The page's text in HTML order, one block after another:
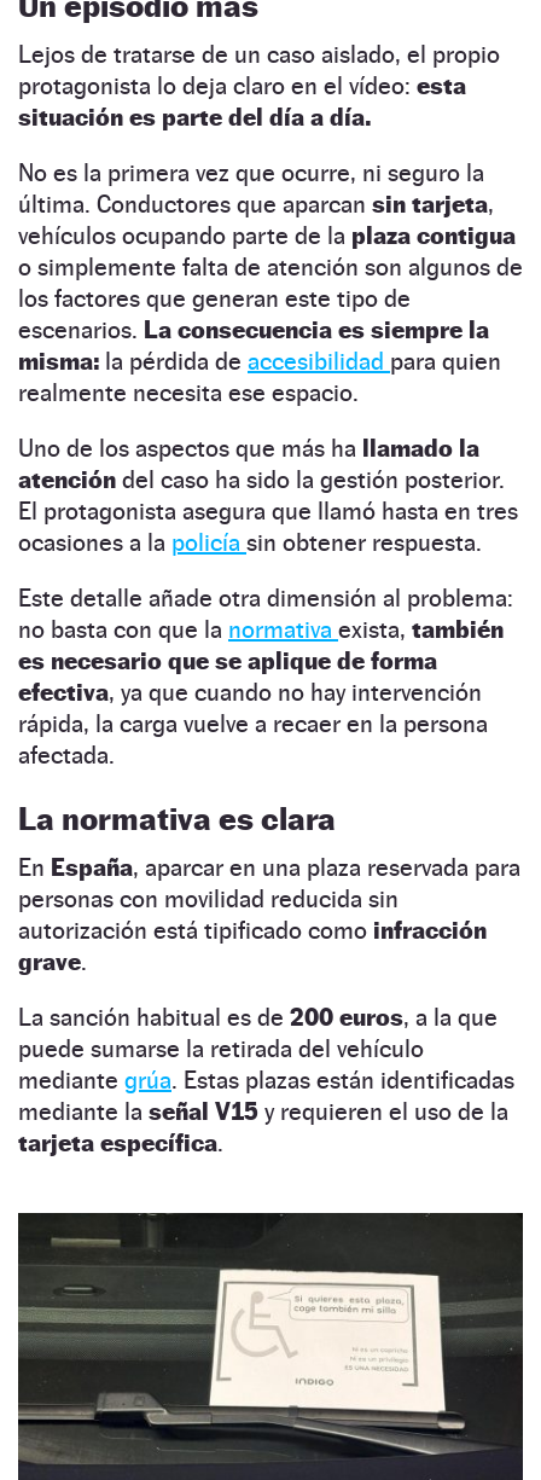
Lejos de tratarse de un caso aislado, el propio
protagonista lo deja claro en el vídeo: esta
situación es parte del día a día.
No es la primera vez que ocurre, ni seguro la
última. Conductores que aparcan sin tarjeta,
vehículos ocupando parte de la plaza contigua
o simplemente falta de atención son algunos de
los factores que generan este tipo de
escenarios. La consecuencia es siempre la
misma: la pérdida de accesibilidad para quien
realmente necesita ese espacio.
Uno de los aspectos que más ha llamado la
atención del caso ha sido la gestión posterior.
El protagonista asegura que llamó hasta en tres
ocasiones a la policía sin obtener respuesta.
Este detalle añade otra dimensión al problema:
no basta con que la normativa exista, también
es necesario que se aplique de forma
efectiva, ya que cuando no hay intervención
rápida, la carga vuelve a recaer en la persona
afectada.
La normativa es clara
En España, aparcar en una plaza reservada para
personas con movilidad reducida sin
autorización está tipificado como infracción
grave.
La sanción habitual es de 200 euros, a la que
puede sumarse la retirada del vehículo
mediante grúa. Estas plazas están identificadas
mediante la señal V15 y requieren el uso de la
tarjeta específica.